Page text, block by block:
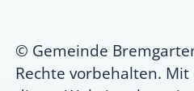
© Gemeinde
Rechte vorbehalten.